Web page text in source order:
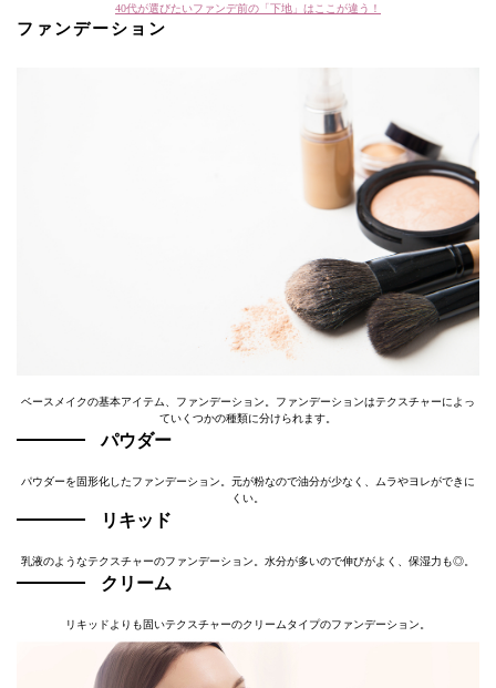
40代が選びたいファンデ前の「下地」はここが違う！
ファンデーション
ベースメイクの基本アイテム、ファンデーション。ファンデーションはテクスチャーによっ
ていくつかの種類に分けられます。
パウダー
パウダーを固形化したファンデーション。元が粉なので油分が少なく、ムラやヨレができに
くい。
リキッド
乳液のようなテクスチャーのファンデーション。水分が多いので伸びがよく、保湿力も◎。
クリーム
リキッドよりも固いテクスチャーのクリームタイプのファンデーション。